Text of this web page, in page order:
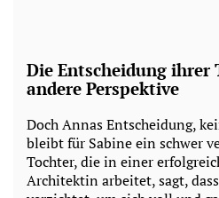
Die Entscheidung ihrer
andere Perspektive
Doch Annas Entscheidung,
bleibt für Sabine ein schwer
Tochter, die in einer
Architektin arbeitet, sagt,